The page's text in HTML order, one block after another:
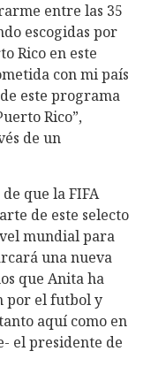
entre las 35
escogidas por
Rico en este
con mi país
este programa
Rico”,
de un
que la FIFA
de este selecto
mundial para
una nueva
que Anita ha
por el futbol y
aquí como en
el presidente de